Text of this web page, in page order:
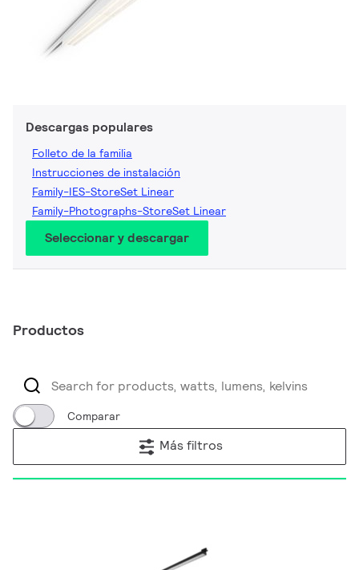
Descargas populares
Folleto de la familia
Instrucciones de instalación
Family-IES-StoreSet Linear
Family-Photographs-StoreSet Linear
Seleccionar y descargar
Productos
Comparar
Más filtros